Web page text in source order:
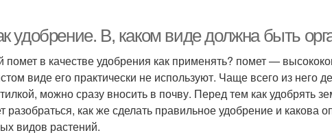
удобрение. В, каком виде должна быть
помет в качестве удобрения как применять? помет —
виде его практически не используют. Чаще всего из него
можно сразу вносить в почву. Перед тем как удобрять
разобраться, как же сделать правильное удобрение и какова
видов растений.